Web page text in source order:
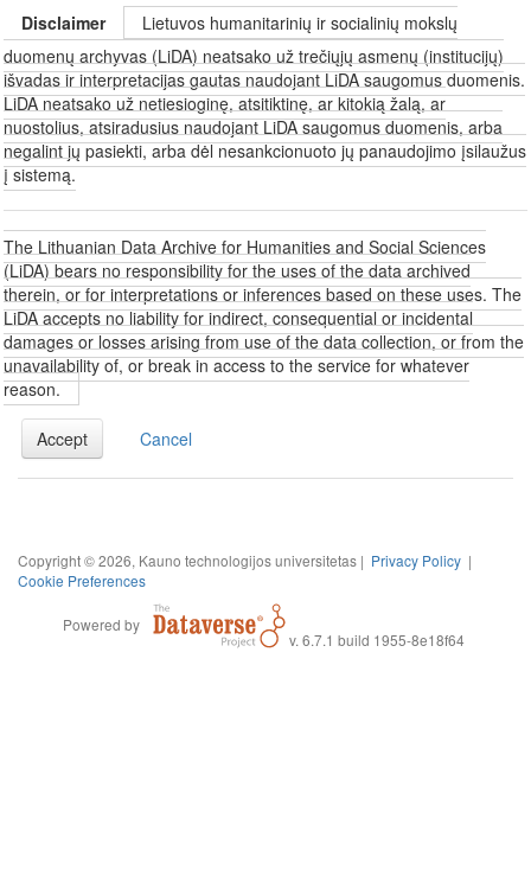
Disclaimer
Lietuvos humanitarinių ir socialinių mokslų
duomenų archyvas (LiDA) neatsako už trečiųjų asmenų (institucijų)
išvadas ir interpretacijas gautas naudojant LiDA saugomus duomenis.
LiDA neatsako už netiesioginę, atsitiktinę, ar kitokią žalą, ar
nuostolius, atsiradusius naudojant LiDA saugomus duomenis, arba
negalint jų pasiekti, arba dėl nesankcionuoto jų panaudojimo įsilaužus
į sistemą.
The Lithuanian Data Archive for Humanities and Social Sciences
(LiDA) bears no responsibility for the uses of the data archived
therein, or for interpretations or inferences based on these uses. The
LiDA accepts no liability for indirect, consequential or incidental
damages or losses arising from use of the data collection, or from the
unavailability of, or break in access to the service for whatever
reason.
Accept Cancel
Copyright © 2026, Kauno technologijos universitetas | Privacy Policy |
Cookie Preferences
Powered by
v. 6.7.1 build 1955-8e18f64